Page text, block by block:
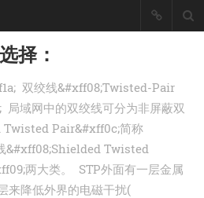
数
择：
双绞线&#xff08;Twisted-Pair
域网中的双绞线可分为非屏蔽双
Pair&#xff0c;简称
&#xff08;Shielded Twisted
两大类。 STP外面有一层金属
来降低外界的电磁干扰(